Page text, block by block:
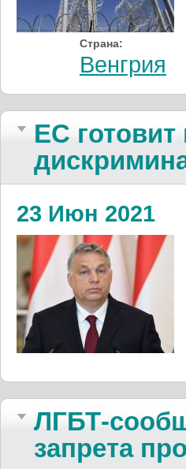
Страна:
Венгрия
ЕС
23 Июн 2021
ЛГБТ-
запрета